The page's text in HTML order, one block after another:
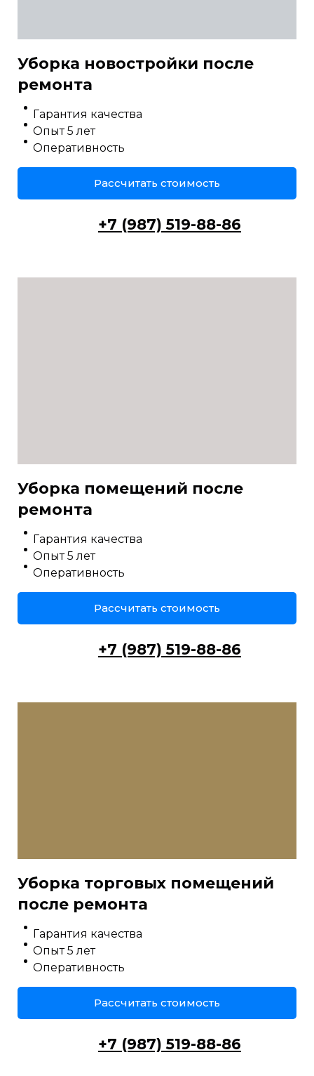
Уборка новостройки после
ремонта
Гарантия качества
Опыт 5 лет
Оперативность
Рассчитать стоимость
+7 (987) 519-88-86
Уборка помещений после
ремонта
Гарантия качества
Опыт 5 лет
Оперативность
Рассчитать стоимость
+7 (987) 519-88-86
Уборка торговых помещений
после ремонта
Гарантия качества
Опыт 5 лет
Оперативность
Рассчитать стоимость
+7 (987) 519-88-86